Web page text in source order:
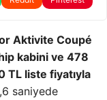
Aktivite Coupé
kabini ve 478
TL liste fiyatıyla
saniyede